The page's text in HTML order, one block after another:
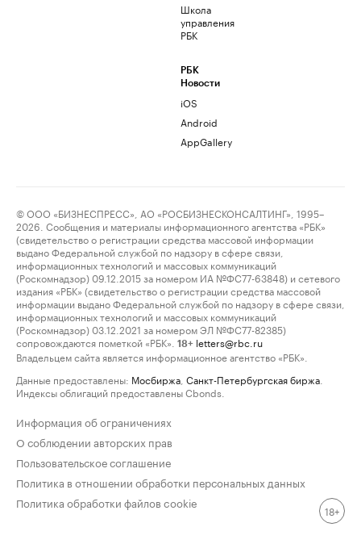
Школа
управления
РБК
РБК
Новости
iOS
Android
AppGallery
© ООО «БИЗНЕСПРЕСС», АО «РОСБИЗНЕСКОНСАЛТИНГ», 1995–
2026. Сообщения и материалы информационного агентства «РБК»
(свидетельство о регистрации средства массовой информации
выдано Федеральной службой по надзору в сфере связи,
информационных технологий и массовых коммуникаций
(Роскомнадзор) 09.12.2015 за номером ИА №ФС77-63848) и сетевого
издания «РБК» (свидетельство о регистрации средства массовой
информации выдано Федеральной службой по надзору в сфере связи,
информационных технологий и массовых коммуникаций
(Роскомнадзор) 03.12.2021 за номером ЭЛ №ФС77-82385)
сопровождаются пометкой «РБК».
18+ letters@rbc.ru
Владельцем сайта является информационное агентство «РБК».
Данные предоставлены: Мосбиржа Санкт-Петербургская биржа
Индексы облигаций предоставлены Cbonds.
Информация об ограничениях
О соблюдении авторских прав
Пользовательское соглашение
Политика в отношении обработки персональных данных
Политика обработки файлов cookie
18+